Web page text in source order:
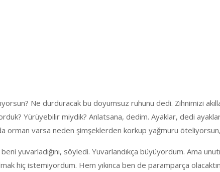
Ne durduracak bu doyumsuz ruhunu dedi. Zihnimizi
Yürüyebilir miydik? Anlatsana, dedim. Ayaklar, dedi
orman varsa neden şimşeklerden korkup yağmuru
yuvarladığını, söyledi. Yuvarlandıkça büyüyordum. Ama
hiç istemiyordum. Hem yıkınca ben de paramparça